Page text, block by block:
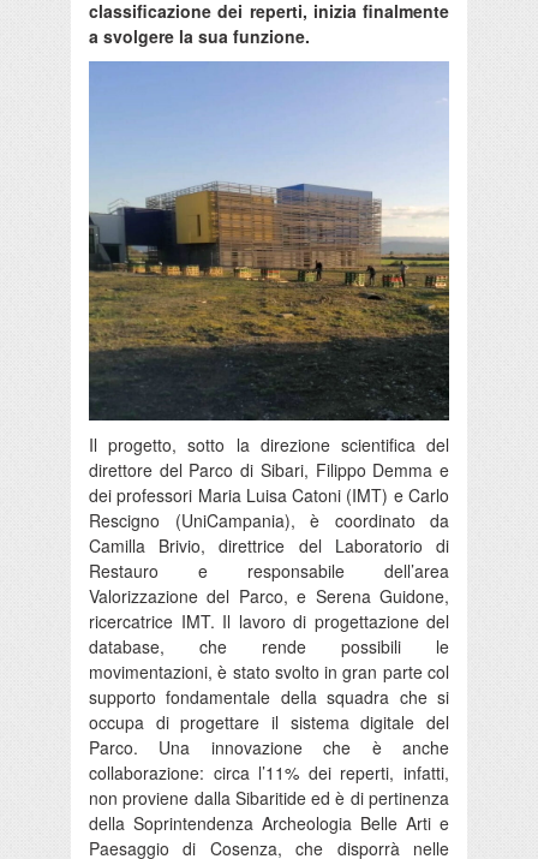
classificazione dei reperti, inizia finalmente
a svolgere la sua funzione.
Il progetto, sotto la direzione scientifica del
direttore del Parco di Sibari, Filippo Demma e
dei professori Maria Luisa Catoni (IMT) e Carlo
Rescigno (UniCampania), è coordinato da
Camilla Brivio, direttrice del Laboratorio di
Restauro e responsabile dell’area
Valorizzazione del Parco, e Serena Guidone,
ricercatrice IMT. Il lavoro di progettazione del
database, che rende possibili le
movimentazioni, è stato svolto in gran parte col
supporto fondamentale della squadra che si
occupa di progettare il sistema digitale del
Parco. Una innovazione che è anche
collaborazione: circa l’11% dei reperti, infatti,
non proviene dalla Sibaritide ed è di pertinenza
della Soprintendenza Archeologia Belle Arti e
Paesaggio di Cosenza, che disporrà nelle